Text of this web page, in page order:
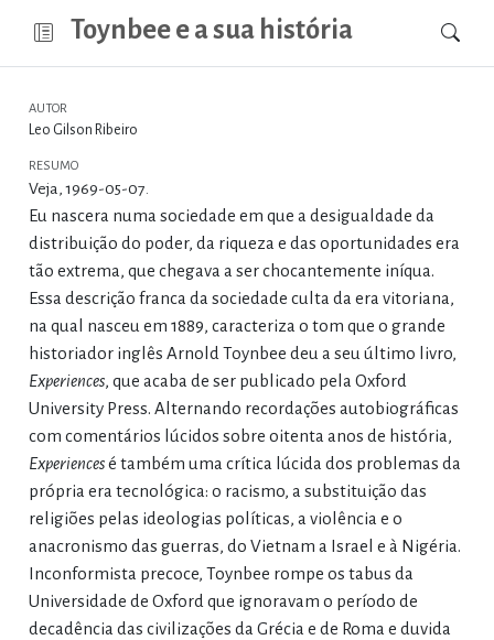
Toynbee e a sua história
AUTOR
Leo Gilson Ribeiro
RESUMO
Veja, 1969-05-07.
Eu nascera numa sociedade em que a desigualdade da
distribuição do poder, da riqueza e das oportunidades era
tão extrema, que chegava a ser chocantemente iníqua.
Essa descrição franca da sociedade culta da era vitoriana,
na qual nasceu em 1889, caracteriza o tom que o grande
historiador inglês Arnold Toynbee deu a seu último livro,
Experiences, que acaba de ser publicado pela Oxford
University Press. Alternando recordações autobiográficas
com comentários lúcidos sobre oitenta anos de história,
Experiencesé também uma crítica lúcida dos problemas da
própria era tecnológica: o racismo, a substituição das
religiões pelas ideologias políticas, a violência e o
anacronismo das guerras, do Vietnam a Israel e à Nigéria.
Inconformista precoce, Toynbee rompe os tabus da
Universidade de Oxford que ignoravam o período de
decadência das civilizações da Grécia e de Roma e duvida